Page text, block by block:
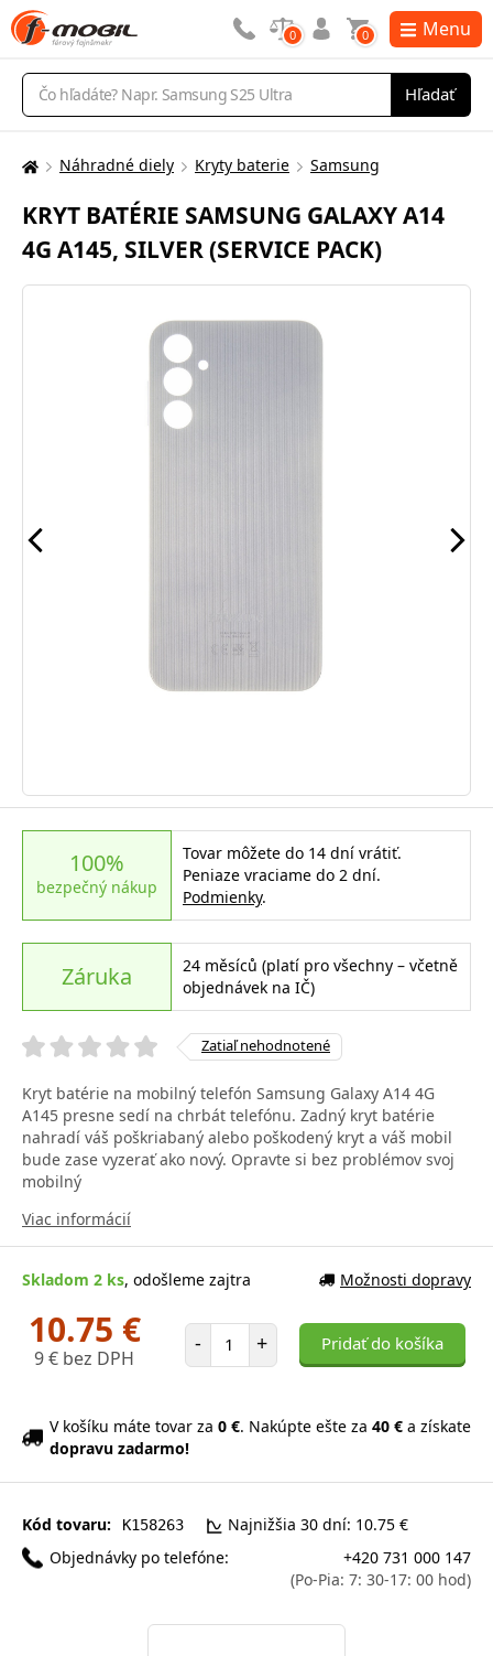
Vyhľadávanie
Hľadať
0 0 Menu
Tu
nachádzate:
Náhradné diely Kryty baterie Samsung
KRYT BATÉRIE SAMSUNG GALAXY A14
4G A145, SILVER (SERVICE PACK)
100%
bezpečný nákup
Tovar môžete do 14 dní vrátiť.
Peniaze vraciame do 2 dní.
Podmienky.
Záruka
24 měsíců (platí pro všechny – včetně
objednávek na IČ)
Zatiaľ nehodnotené
Kryt batérie na mobilný telefón Samsung Galaxy A14 4G
A145 presne sedí na chrbát telefónu. Zadný kryt batérie
nahradí váš poškriabaný alebo poškodený kryt a váš mobil
bude zase vyzerať ako nový. Opravte si bez problémov svoj
mobilný
Viac informácií
Skladom 2 ks, odošleme zajtra Možnosti dopravy
10.75 €
9 € bez DPH
- Počet položiek
+ Pridať do košíka
V košíku máte tovar za 0 €. Nakúpte ešte za 40 € a získate
dopravu zadarmo!
Kód tovaru: K158263
Najnižšia 30 dní: 10.75 €
Objednávky po telefóne:
+420 731 000 147
(Po-Pia: 7: 30-17: 00 hod)